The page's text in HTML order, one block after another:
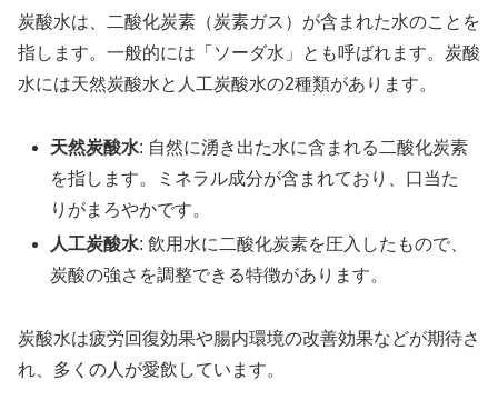
炭酸水は、二酸化炭素（炭素ガス）が含まれた水のことを
指します。一般的には「ソーダ水」とも呼ばれます。炭酸
水には天然炭酸水と人工炭酸水の2種類があります。
天然炭酸水: 自然に湧き出た水に含まれる二酸化炭素
を指します。ミネラル成分が含まれており、口当た
りがまろやかです。
人工炭酸水: 飲用水に二酸化炭素を圧入したもので、
炭酸の強さを調整できる特徴があります。
炭酸水は疲労回復効果や腸内環境の改善効果などが期待さ
れ、多くの人が愛飲しています。